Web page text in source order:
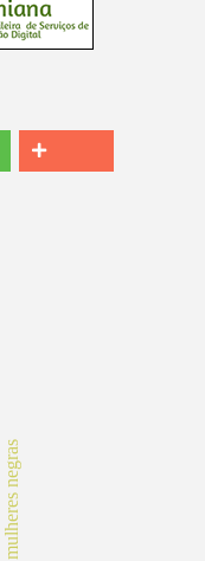
mulheres negras